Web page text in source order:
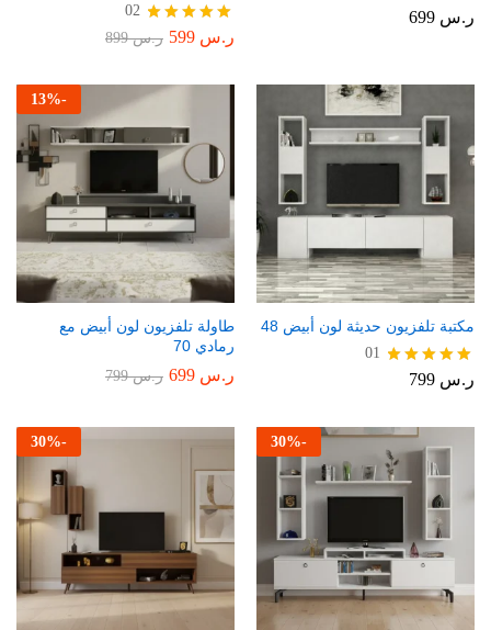
تم التقييم
ر.س
تم التقييم
02
ر.س ر.س899
مكتبة تلفزيون حديثة لون أبيض 48
تم التقييم
01
ر.س
-
13%
طاولة تلفزيون لون أبيض مع
رمادي 70
ر.س ر.س799
-
30%
-
30%